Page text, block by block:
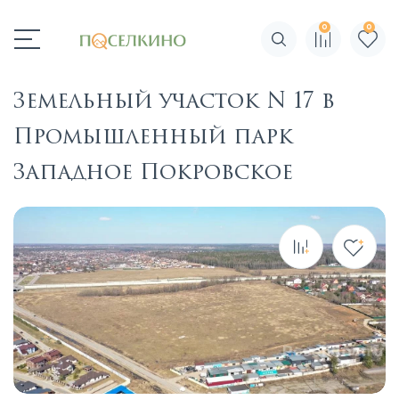
Поиск по сайту
0 0
Земельный участок N 17 в
Промышленный парк
Западное Покровское